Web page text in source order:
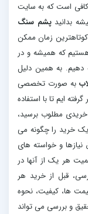
کافی است که به سایت
بدانید پشم سنگ
کوتاهترین زمان ممکن
که همیشه و در
دهیم. به همین دلیل
به صورت تخصصی
ایم تا با استفاده
مطلوب برسید،
خرید را چگونه می
و خواسته های
هر یک از آنها در
قبل از خرید هر
ها، کیفیت، نحوه
و بررسی می تواند